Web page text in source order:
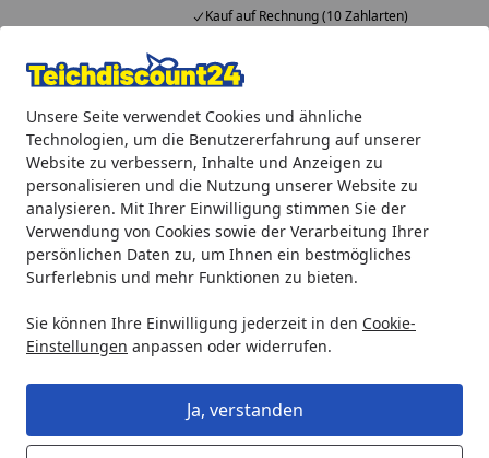
Unsere Seite verwendet Cookies und ähnliche
Technologien, um die Benutzererfahrung auf unserer
Website zu verbessern, Inhalte und Anzeigen zu
personalisieren und die Nutzung unserer Website zu
analysieren. Mit Ihrer Einwilligung stimmen Sie der
Verwendung von Cookies sowie der Verarbeitung Ihrer
persönlichen Daten zu, um Ihnen ein bestmögliches
Surferlebnis und mehr Funktionen zu bieten.
Sie können Ihre Einwilligung jederzeit in den Cookie-
Einstellungen anpassen oder widerrufen.
Ja, verstanden
Kauf auf Rechnung (10 Zahlarten)
Alle Produkte
Mein Konto
Suchen
Startseite
Wie kann ich mich für den Newsletter anmelden?
Wie kann ich mich für den
Newsletter anmelden?
Dort werden Ihnen alle Vorteile aufgezeigt.
Weitere Fragen aus dem Bereich
"Newsletter"